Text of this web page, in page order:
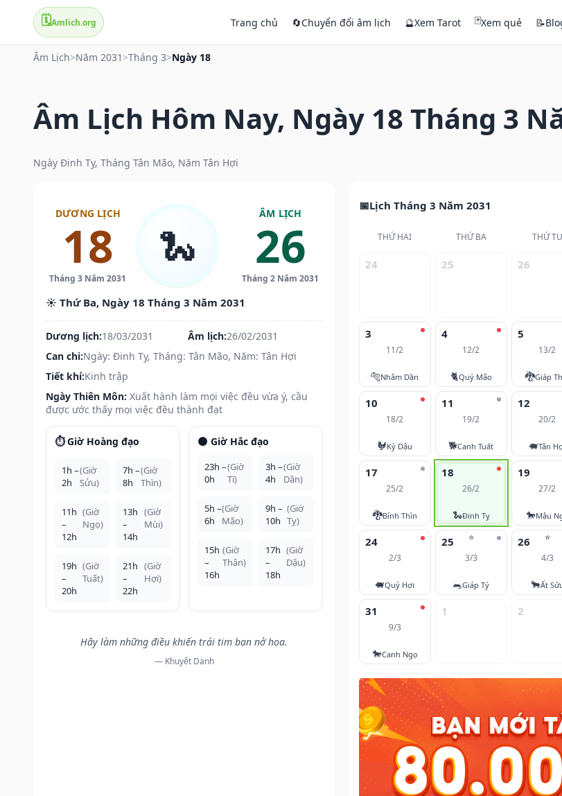
🗓️Amlich.org Trang chủ 🔄Chuyển đổi âm lịch 🔮Xem Tarot 🃏Xem quẻ 📝
Âm Lịch>Năm 2031 >Tháng 3>Ngày 18
Âm Lịch Hôm Nay, Ngày 18 Tháng 3
Ngày Đinh Tỵ, Tháng Tân Mão, Năm Tân Hợi
DƯƠNG LỊCH
18
Tháng 3 Năm 2031
🐍
ÂM LỊCH
26
Tháng 2 Năm 2031
☀️ Thứ Ba, Ngày 18 Tháng 3 Năm 2031
Dương lịch:18/03/2031 Âm lịch:26/02/2031
Can chi:Ngày: Đinh Tỵ, Tháng: Tân Mão, Năm: Tân Hợi
Tiết khí:Kinh trập
Ngày Thiên Môn: Xuất hành làm mọi việc đều vừa ý, cầu
được ước thấy mọi việc đều thành đạt
⏱️ Giờ Hoàng đạo
1h –
2h
(Giờ
Sửu)
7h –
8h
(Giờ
Thìn)
11h
–
12h
(Giờ
Ngọ)
13h
–
14h
(Giờ
Mùi)
19h
–
20h
(Giờ
Tuất)
21h
–
22h
(Giờ
Hợi)
🌑 Giờ Hắc đạo
23h –
0h
(Giờ
Tí)
3h –
4h
(Giờ
Dần)
5h –
6h
(Giờ
Mão)
9h –
10h
(Giờ
Tỵ)
15h
–
16h
(Giờ
Thân)
17h
–
18h
(Giờ
Dậu)
Hãy làm những điều khiến trái tim bạn nở hoa.
— Khuyết Danh
Lịch Tháng 3 Năm 2031
THỨ HAI THỨ BA THỨ TƯ
24 25 26
3
11/2
🐅Nhâm Dần
4
12/2
🐈Quý Mão
5
13/2
🐉Giáp
10
18/2
🐓Kỷ Dậu
11
19/2
🐕Canh Tuất
12
20/2
🐖Tân
17
25/2
🐉Bính Thìn
18
26/2
🐍Đinh Tỵ
19
27/2
🐎Mậu
24
2/3
🐖Quý Hợi
⭐
25
3/3
🐀Giáp Tý
⭐
26
4/3
🐂Ất
31
9/3
🐎Canh Ngọ
1 2